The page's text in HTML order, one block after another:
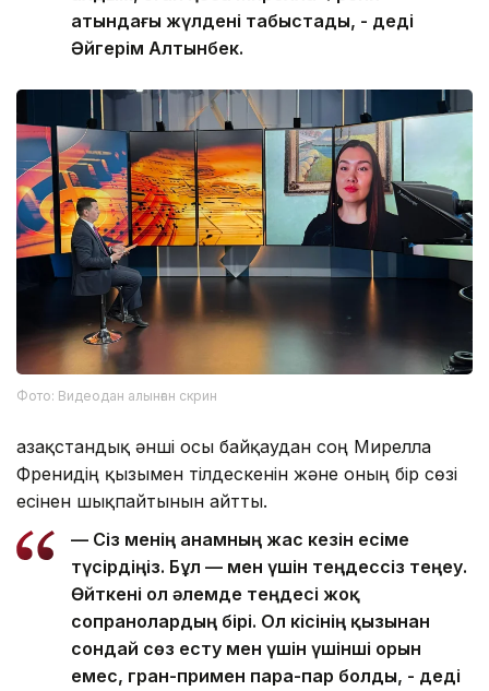
атындағы жүлдені табыстады, - деді
Әйгерім Алтынбек.
Фото: Видеодан алынған скрин
Қазақстандық әнші осы байқаудан соң Мирелла
Френидің қызымен тілдескенін және оның бір сөзі
есінен шықпайтынын айтты.
— Сіз менің анамның жас кезін есіме
түсірдіңіз. Бұл — мен үшін теңдессіз теңеу.
Өйткені ол әлемде теңдесі жоқ
сопранолардың бірі. Ол кісінің қызынан
сондай сөз есту мен үшін үшінші орын
емес, гран-примен пара-пар болды, - деді